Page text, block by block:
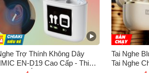
Trợ Thính Không Dây
EN-D19 Cao Cấp - Thiết
Tai Nghe
Tai Nghe